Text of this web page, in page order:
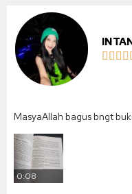
   
MasyaAllah bagus bngt
0:08